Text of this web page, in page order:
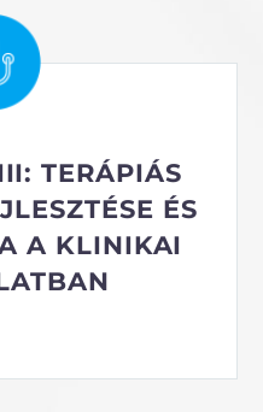
TERÁPIÁS
ÉS
A KLINIKAI